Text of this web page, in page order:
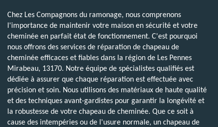
Chez Les Compagnons du ramonage, nous comprenons
l'importance de maintenir votre maison en sécurité et votre
cheminée en parfait état de fonctionnement. C'est pourquoi
nous offrons des services de réparation de chapeau de
cheminée efficaces et fiables dans la région de Les Pennes
Mirabeau, 13170. Notre équipe de spécialistes qualifiés est
dédiée à assurer que chaque réparation est effectuée avec
précision et soin. Nous utilisons des matériaux de haute qualité
et des techniques avant-gardistes pour garantir la longévité et
la robustesse de votre chapeau de cheminée. Que ce soit à
cause des intempéries ou de l'usure normale, un chapeau de